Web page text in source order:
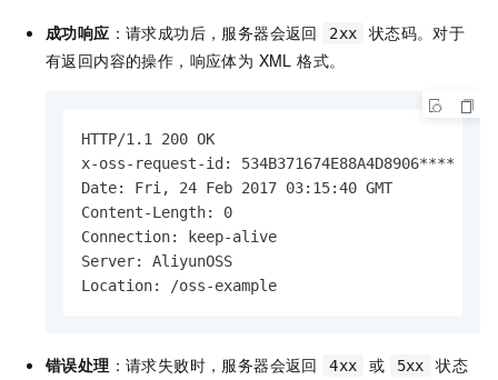
成功响应 ：请求成功后，服务器会返回 2xx
状态码。对于
有返回内容的操作，响应体为 XML 格式。
HTTP/1.1 200 OK
x-oss-request-id: 534B371674E88A4D8906****
Date: Fri, 24 Feb 2017 03:15:40 GMT
Content-Length: 0
Connection: keep-alive
Server: AliyunOSS
Location: /oss-example
错误处理 ：请求失败时，服务器会返回 4xx 或 5xx
状态